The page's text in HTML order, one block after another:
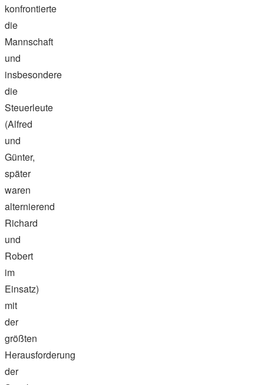
konfrontierte
die
Mannschaft
und
insbesondere
die
Steuerleute
(Alfred
und
Günter,
später
waren
alternierend
Richard
und
Robert
im
Einsatz)
mit
der
größten
Herausforderung
der